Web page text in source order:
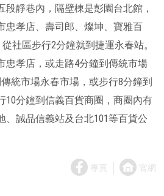
段靜巷內，隔壁棟是彭園台北館，
忠孝店、壽司郎、燦坤、寶雅百
社區步行2分鐘就到捷運永春站。
忠孝店，或走路4分鐘到傳統市場
統市場永春市場，或步行8分鐘到
10分鐘到信義百貨商圈，商圈內有
、誠品信義站及台北101等百貨公
專頁 官網